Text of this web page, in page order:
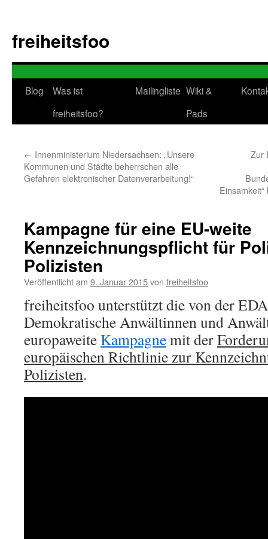
springen
freiheitsfoo
Blog
Was ist
freiheitsfoo?
Mailingliste Wiki &
Pads
← Innenministerium Niedersachsen: „Unsere
Kommunen und Städte beherrschen alle
Gefahren elektronischer Datenverarbeitung!“
Zur
Kampagne für eine EU-weite
Kennzeichnungspflicht für
Polizisten
Veröffentlicht am 9. Januar 2015von freiheitsfoo
freiheitsfoo unterstützt die von der
Demokratische Anwältinnen und
europaweite Kampagnemit der
europäischen Richtlinie zur
Polizisten.